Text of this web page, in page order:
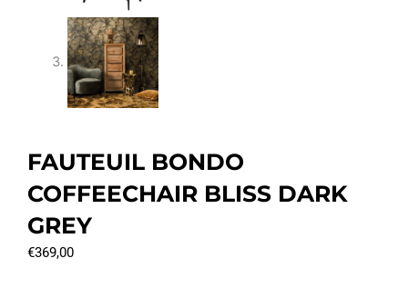
FAUTEUIL BONDO
COFFEECHAIR BLISS DARK
GREY
€369,00